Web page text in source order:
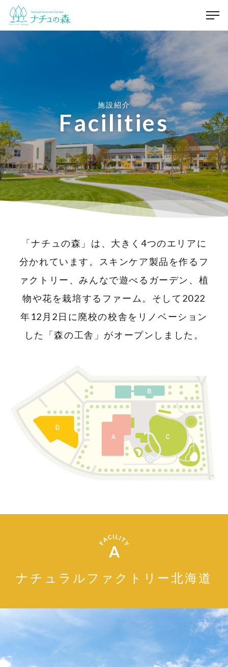
施設紹介
Facilities
「ナチュの森」は、大きく4つのエリアに
分かれています。スキンケア製品を作るフ
ァクトリー、みんなで遊べるガーデン、植
物や花を栽培するファーム。 そして2022
年12月2日に廃校の校舎をリノベーション
した「森の工舎」がオープンしました。
A
ナチュラルファクトリー北海道